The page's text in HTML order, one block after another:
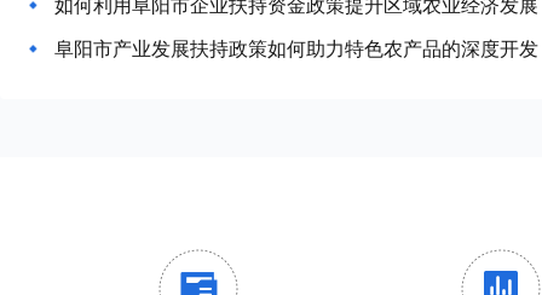
阜阳市产业发展扶持政策如何助力特色农产品的深度开